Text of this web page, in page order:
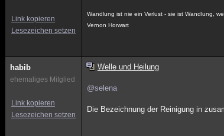
Link kopieren
Lesezeichen setzen
Wandlung ist nie ein Verlust - sie ist Wandlung,
Vernon Horwart
habib
ehemaliges Mitglied
Link kopieren
Lesezeichen setzen
Welle und Heilung
@selena
Die Bezeichnung der Reinigung in